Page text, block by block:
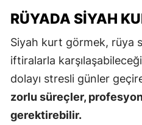
RÜYADA SIYAH
Siyah kurt görmek, rüya
iftiralarla
dolayı stresli günler
zorlu süreçler,
gerektirebilir.